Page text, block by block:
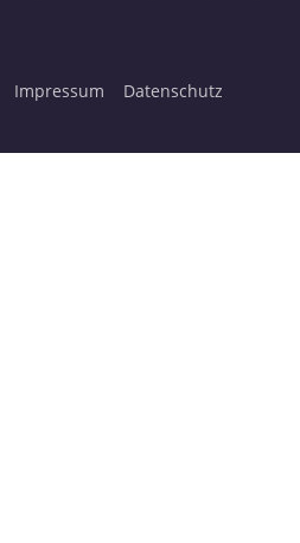
Impressum Datenschutz